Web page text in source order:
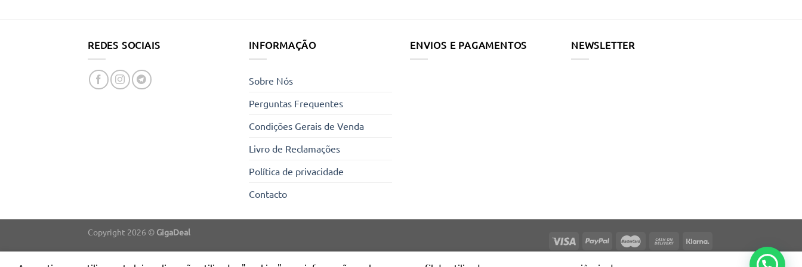
REDES SOCIAIS INFORMAÇÃO
Sobre Nós
Perguntas Frequentes
Condições Gerais de Venda
Livro de Reclamações
Política de privacidade
Contacto
ENVIOS E PAGAMENTOS NEWSLETTER
Copyright 2026 © GigaDeal